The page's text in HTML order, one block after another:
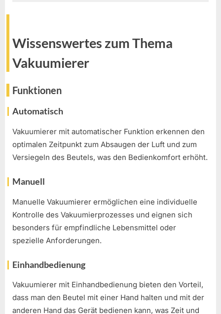
Wissenswertes zum Thema
Vakuumierer
Funktionen
Automatisch
Vakuumierer mit automatischer Funktion erkennen den
optimalen Zeitpunkt zum Absaugen der Luft und zum
Versiegeln des Beutels, was den Bedienkomfort erhöht.
Manuell
Manuelle Vakuumierer ermöglichen eine individuelle
Kontrolle des Vakuumierprozesses und eignen sich
besonders für empfindliche Lebensmittel oder
spezielle Anforderungen.
Einhandbedienung
Vakuumierer mit Einhandbedienung bieten den Vorteil,
dass man den Beutel mit einer Hand halten und mit der
anderen Hand das Gerät bedienen kann, was Zeit und